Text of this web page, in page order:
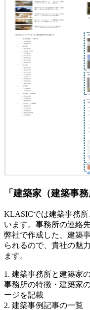
「建築家（建築事
KLASICでは建築事務
います。事務所の連絡
弊社で作成した、建築
られるので、貴社の魅
ます。
1. 建築事務所と建築家
事務所の特徴・建築家
ージを記載
2. 建築事例記事の一覧